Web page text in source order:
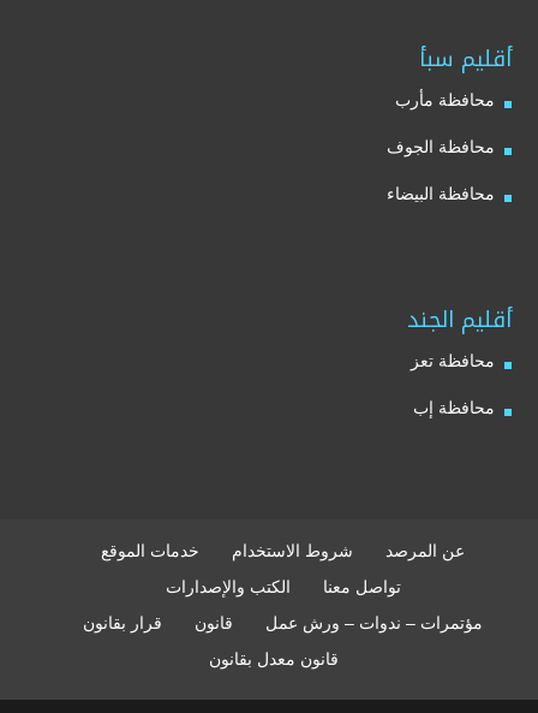
أقليم سبأ
محافظة مأرب
محافظة الجوف
محافظة البيضاء
أقليم الجند
محافظة تعز
محافظة إب
عن المرصد شروط الاستخدام
خدمات الموقع
تواصل معنا
الكتب والإصدارات
مؤتمرات – ندوات – ورش عمل
قانون
قرار بقانون
قانون معدل بقانون